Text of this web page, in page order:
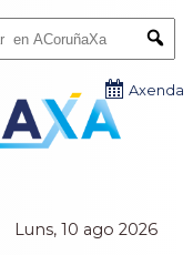
Luns, 10 ago 2026
Axenda